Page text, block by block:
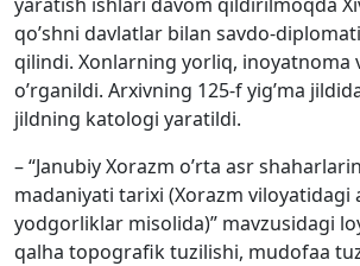
qo’shni davlatlar bilan savdo-
qilindi. Xonlarning yorliq, inoyatnoma
o’rganildi. Arxivning 125-f yig’ma
jildning katologi yaratildi.
– “Janubiy Xorazm o’rta asr
madaniyati tarixi (Xorazm viloyatidagi
yodgorliklar misolida)” mavzusidagi
qalha topografik tuzilishi, mudofaa